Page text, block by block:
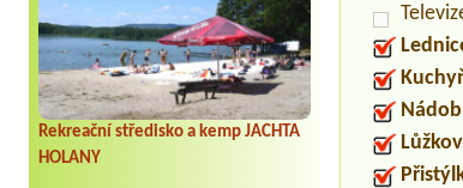
Rekreační středisko a kemp JACHTA
HOLANY